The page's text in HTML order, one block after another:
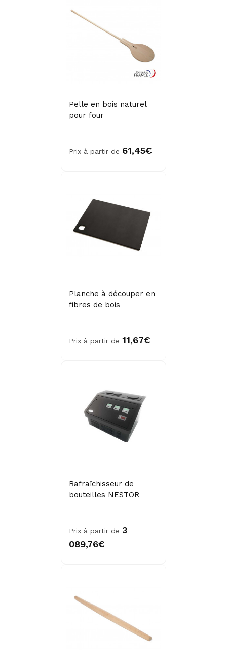
Pelle en bois naturel
pour four
Prix à partir de 61,45€
Planche à découper en
fibres de bois
Prix à partir de 11,67€
Rafraîchisseur de
bouteilles NESTOR
Prix à partir de 3
089,76€